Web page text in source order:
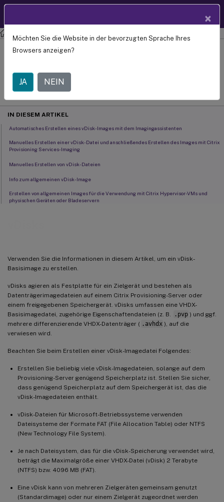
Citrix Provisioning Citrix Provisioning 2209
Verwenden Sie die Informationen in diesem Artikel, um ein vDisk-
Basisimage zu erstellen.
vDisks agieren als Festplatte für ein Zielgerät und bestehen als
Datenträgerimagedateien auf einem Citrix Provisioning-Server oder
einem freigegebenen Speichergerät. vDisks umfassen eine VHDX-
Basisimagedatei, zugehörige Eigenschaftendateien (z. B.
.pvp ) und ggf.
mehrere differenzierende VHDX-Datenträger ( .avhdx ), auf die
verwiesen wird.
Beachten Sie beim Erstellen einer vDisk-Imagedatei Folgendes:
Erstellen Sie beliebig viele vDisk-Imagedateien, solange auf dem
Provisioning-Server genügend Speicherplatz ist. Stellen Sie sicher,
dass genügend Speicherplatz auf dem Speichergerät ist, das die
vDisk-Imagedateien enthält.
vDisk-Dateien für Microsoft-Betriebssysteme verwenden
Dateisysteme der Formate FAT (File Allocation Table) oder NTFS
(New Technology File System).
Je nach Dateisystem, das für die vDisk-Speicherung verwendet wird,
beträgt die Maximalgröße einer VHDX-Datei (vDisk) 2 Terabyte
(NTFS) bzw. 4096 MB (FAT).
Eine vDisk kann von mehreren Zielgeräten gemeinsam genutzt
(Standardimage) oder nur einem Zielgerät zugeordnet werden
vDisks
2024
Beitrag von:
IN DIESEM ARTIKEL
Automatisches Erstellen eines vDisk-Images mit dem Imagingassistenten
Manuelles Erstellen einer vDisk-Datei und anschließendes Erstellen des Images mit Citrix
Provisioning Services-Imaging
Manuelles Erstellen von vDisk-Dateien
Info zum allgemeinen vDisk-Image
Erstellen von allgemeinen Images für die Verwendung mit Citrix Hypervisor-VMs und
physischen Geräten oder Bladeservern
Erstellen des allgemeinen Image
Exportieren bestimmter Datendateien
Starten des Masterzielgeräts
Hinzufügen zusätzlicher Zielgeräte zum allgemeinen Image
×
Möchten Sie die Website in der bevorzugten Sprache Ihres
Browsers anzeigen?
JA NEIN